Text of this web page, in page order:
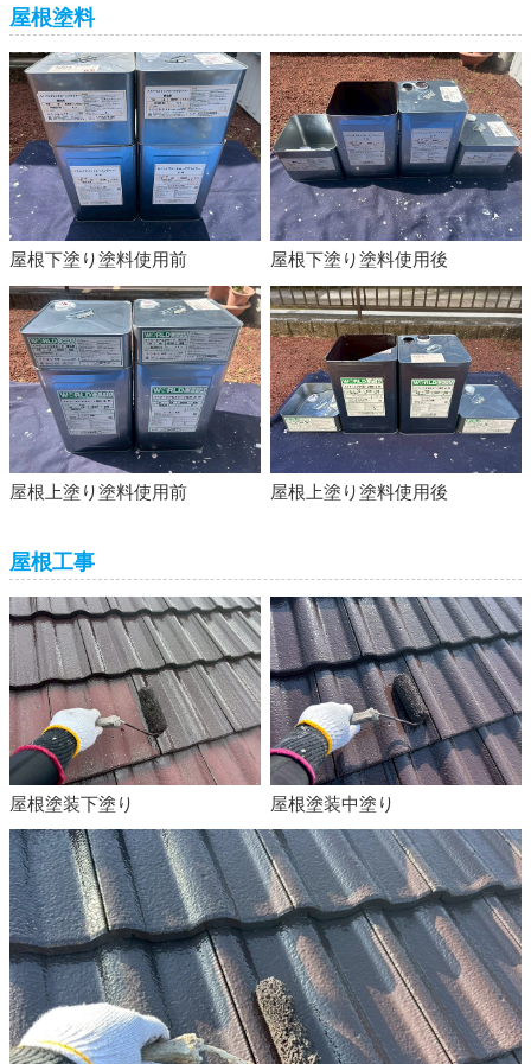
屋根塗料
屋根下塗り塗料使用前 屋根下塗り塗料使用後
屋根上塗り塗料使用前 屋根上塗り塗料使用後
屋根工事
屋根塗装下塗り 屋根塗装中塗り